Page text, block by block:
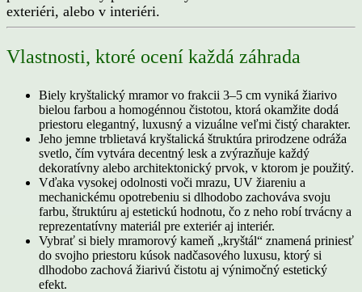
exteriéri, alebo v interiéri.
Vlastnosti, ktoré ocení každá záhrada
Biely kryštalický mramor vo frakcii 3–5 cm vyniká žiarivo
bielou farbou a homogénnou čistotou, ktorá okamžite dodá
priestoru elegantný, luxusný a vizuálne veľmi čistý charakter.
Jeho jemne trblietavá kryštalická štruktúra prirodzene odráža
svetlo, čím vytvára decentný lesk a zvýrazňuje každý
dekoratívny alebo architektonický prvok, v ktorom je použitý.
Vďaka vysokej odolnosti voči mrazu, UV žiareniu a
mechanickému opotrebeniu si dlhodobo zachováva svoju
farbu, štruktúru aj estetickú hodnotu, čo z neho robí trvácny a
reprezentatívny materiál pre exteriér aj interiér.
Vybrať si biely mramorový kameň „kryštál“ znamená priniesť
do svojho priestoru kúsok nadčasového luxusu, ktorý si
dlhodobo zachová žiarivú čistotu aj výnimočný estetický
efekt.